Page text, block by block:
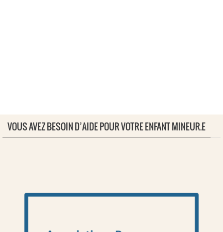
VOUS AVEZ BESOIN D’AIDE POUR VOTRE ENFANT MINEUR.E